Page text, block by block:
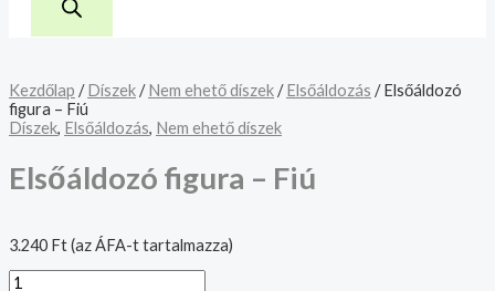
Kezdőlap /Díszek/Nem ehető díszek/Elsőáldozás / Elsőáldozó
figura – Fiú
Díszek, Elsőáldozás, Nem ehető díszek
Elsőáldozó figura – Fiú
3.240 Ft(az ÁFA-t tartalmazza)